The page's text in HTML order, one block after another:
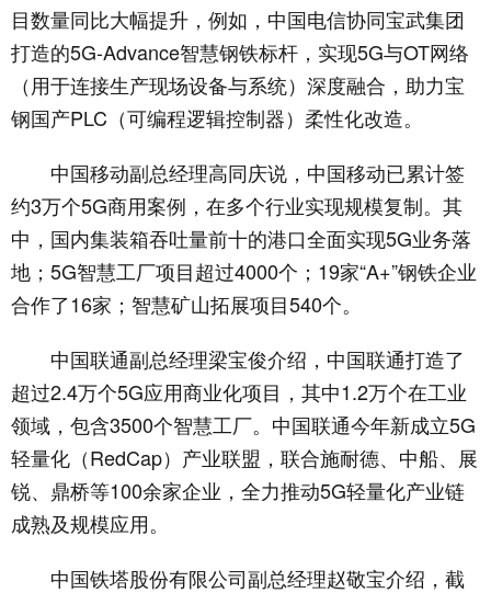
目数量同比大幅提升，例如，中国电信协同宝武集团
打造的5G-Advance智慧钢铁标杆，实现5G与OT网络
（用于连接生产现场设备与系统）深度融合，助力宝
钢国产PLC（可编程逻辑控制器）柔性化改造。
中国移动副总经理高同庆说，中国移动已累计签
约3万个5G商用案例，在多个行业实现规模复制。其
中，国内集装箱吞吐量前十的港口全面实现5G业务落
地；5G智慧工厂项目超过4000个；19家“A+”钢铁企业
合作了16家；智慧矿山拓展项目540个。
中国联通副总经理梁宝俊介绍，中国联通打造了
超过2.4万个5G应用商业化项目，其中1.2万个在工业
领域，包含3500个智慧工厂。中国联通今年新成立5G
轻量化（RedCap）产业联盟，联合施耐德、中船、展
锐、鼎桥等100余家企业，全力推动5G轻量化产业链
成熟及规模应用。
中国铁塔股份有限公司副总经理赵敬宝介绍，截